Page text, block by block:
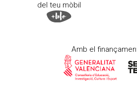
del teu mòbil
Amb el